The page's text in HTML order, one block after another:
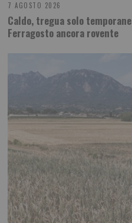
7 AGOSTO 2026
Caldo, tregua solo
Ferragosto ancora rovente